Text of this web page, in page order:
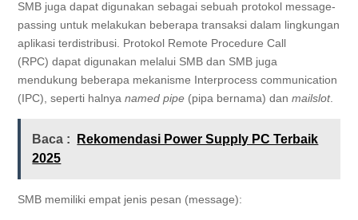
SMB juga dapat digunakan sebagai sebuah protokol message-
passing untuk melakukan beberapa transaksi dalam lingkungan
aplikasi terdistribusi. Protokol Remote Procedure Call
(RPC) dapat digunakan melalui SMB dan SMB juga
mendukung beberapa mekanisme Interprocess communication
(IPC), seperti halnyanamed pipe (pipa bernama) danmailslot.
Baca :
Rekomendasi Power Supply PC Terbaik
2025
SMB memiliki empat jenis pesan (message):